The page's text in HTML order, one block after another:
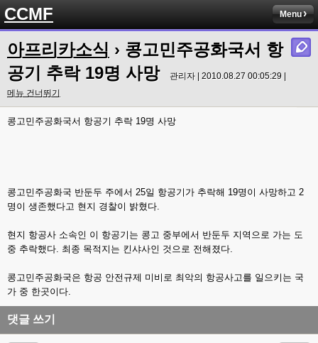
CCMF Menu
아프리카소식 › 콩고민주공화국서 항
공기 추락 19명 사망
관리자 | 2010.08.27 00:05:29 |
메뉴 건너뛰기
콩고민주공화국서 항공기 추락 19명 사망
콩고민주공화국 반둔두 주에서 25일 항공기가 추락해 19명이 사망하고 2
명이 생존했다고 현지 경찰이 밝혔다.
현지 항공사 소속인 이 항공기는 콩고 중부에서 반둔두 지역으로 가는 도
중 추락했다. 최종 목적지는 킨샤사인 것으로 전해졌다.
콩고민주공화국은 항공 안전규제 미비로 최악의 항공사고를 일으키는 국
가 중 한곳이다.
댓글 쓰기